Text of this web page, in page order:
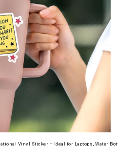
Vinyl Sticker – Ideal for Laptops, Water